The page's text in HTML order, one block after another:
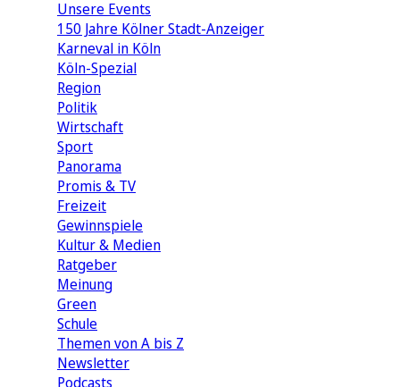
Unsere Events
150 Jahre Kölner Stadt-Anzeiger
Karneval in Köln
Köln-Spezial
Region
Politik
Wirtschaft
Sport
Panorama
Promis & TV
Freizeit
Gewinnspiele
Kultur & Medien
Ratgeber
Meinung
Green
Schule
Themen von A bis Z
Newsletter
Podcasts